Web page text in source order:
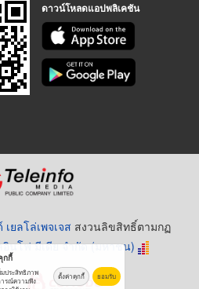
ดาวน์โหลดแอปพลิเคชัน
ยลโล่เพจเจส สงวนลิขสิทธิ์ตามกฏ
อินโฟ มีเดีย จำกัด (มหาชน)
กกี้
มประสิทธิภาพ
รณ์ความพึง
ตั้งค่าคุกกี้ ยอมรับ